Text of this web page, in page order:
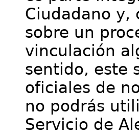
Ciudadano y,
sobre un
vinculación
sentido, este
oficiales de
no podrás
Servicio de